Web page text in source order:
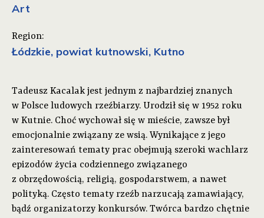
Art
Region:
Łódzkie, powiat kutnowski, Kutno
Tadeusz Kacalak jest jednym z najbardziej znanych
w Polsce ludowych rzeźbiarzy. Urodził się w 1952 roku
w Kutnie. Choć wychował się w mieście, zawsze był
emocjonalnie związany ze wsią. Wynikające z jego
zainteresowań tematy prac obejmują szeroki wachlarz
epizodów życia codziennego związanego
z obrzędowością, religią, gospodarstwem, a nawet
polityką. Często tematy rzeźb narzucają zamawiający,
bądź organizatorzy konkursów. Twórca bardzo chętnie